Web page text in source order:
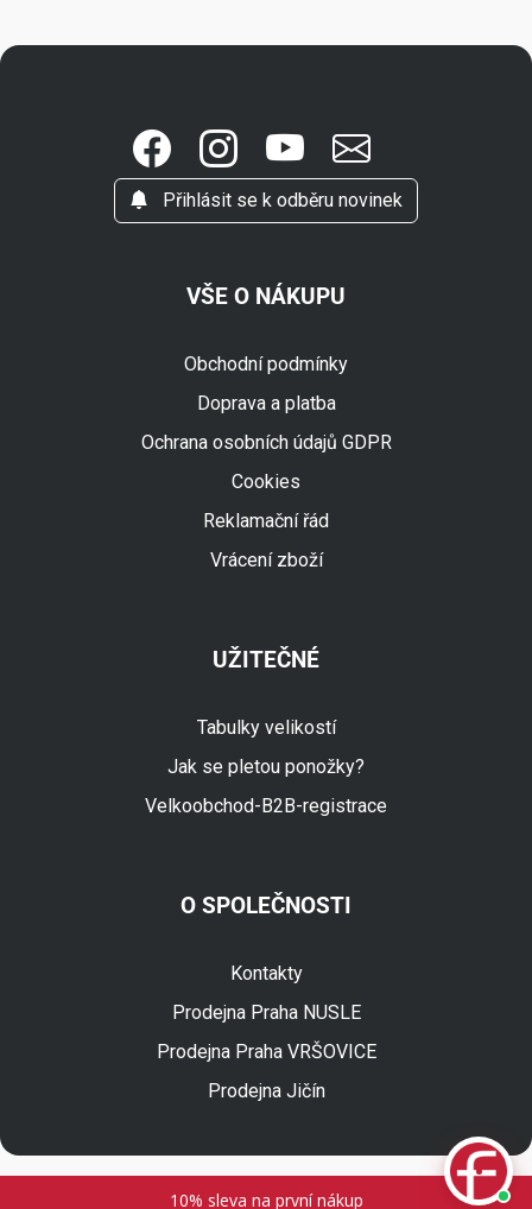
Přihlásit se k odběru novinek
VŠE O NÁKUPU
Obchodní podmínky
Doprava a platba
Ochrana osobních údajů GDPR
Cookies
Reklamační řád
Vrácení zboží
UŽITEČNÉ
Tabulky velikostí
Jak se pletou ponožky?
Velkoobchod-B2B-registrace
O SPOLEČNOSTI
Kontakty
Prodejna Praha NUSLE
Prodejna Praha VRŠOVICE
Prodejna Jičín
© 2026 Fuski BOMA s.r.o.
10% sleva na první nákup